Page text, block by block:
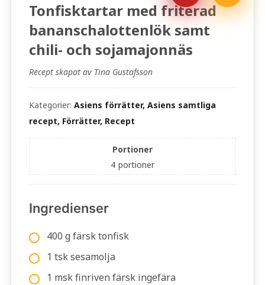
Tonfisktartar med friterad
bananschalottenlök samt
chili- och sojamajonnäs
Recept skapat av Tina Gustafsson
Kategorier: Asiens förrätter, Asiens samtliga
recept, Förrätter, Recept
Portioner
4 portioner
Ingredienser
400 g färsk tonfisk
1 tsk sesamolja
1 msk finriven färsk ingefära